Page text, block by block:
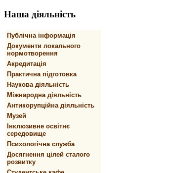
Наша діяльність
Публічна інформація
Документи локального
нормотворення
Акредитація
Практична підготовка
Наукова діяльність
Міжнародна діяльність
Антикорупційна діяльність
Музей
Інклюзивне освітнє
середовище
Психологічна служба
Досягнення цілей сталого
розвитку